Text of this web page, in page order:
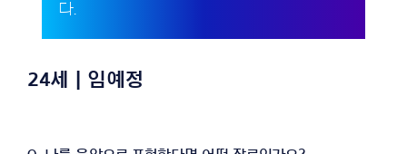
다.
24세 | 임예정